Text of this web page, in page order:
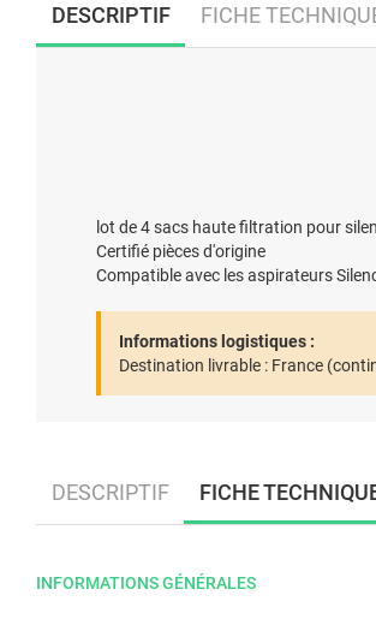
DESCRIPTIF FICHE
lot de 4 sacs haute filtration pour
Certifié pièces d'origine
Compatible avec les aspirateurs
Informations logistiques :
Destination livrable : France
DESCRIPTIF FICHE
INFORMATIONS GÉNÉRALES